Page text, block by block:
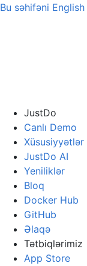
Bu səhifəni English
JustDo
Canlı Demo
Xüsusiyyətlər
JustDo AI
Yeniliklər
Bloq
Docker Hub
GitHub
Əlaqə
Tətbiqlərimiz
App Store